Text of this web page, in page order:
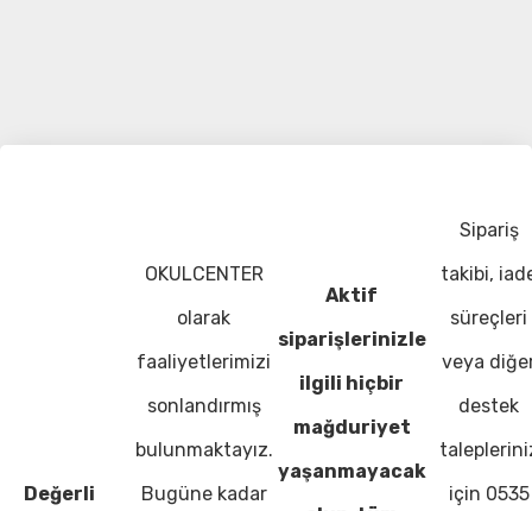
Değerli
OKULCENTER
olarak
faaliyetlerimizi
sonlandırmış
bulunmaktayız.
Bugüne kadar
Aktif
siparişlerinizle
ilgili hiçbir
mağduriyet
yaşanmayacak
Sipariş
takibi,
süreçleri
veya
destek
için 0535